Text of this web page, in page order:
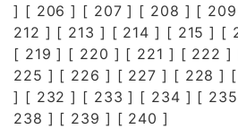
] [ 206 ] [ 207 ] [ 208 ] [ 209
212 ] [ 213 ] [ 214 ] [ 215 ] [
[ 219 ] [ 220 ] [ 221 ] [ 222 ]
225 ] [ 226 ] [ 227 ] [ 228 ] [
] [ 232 ] [ 233 ] [ 234 ] [ 235
238 ] [ 239 ] [ 240 ]